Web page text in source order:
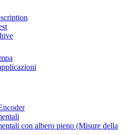
con albero pieno (Misure della